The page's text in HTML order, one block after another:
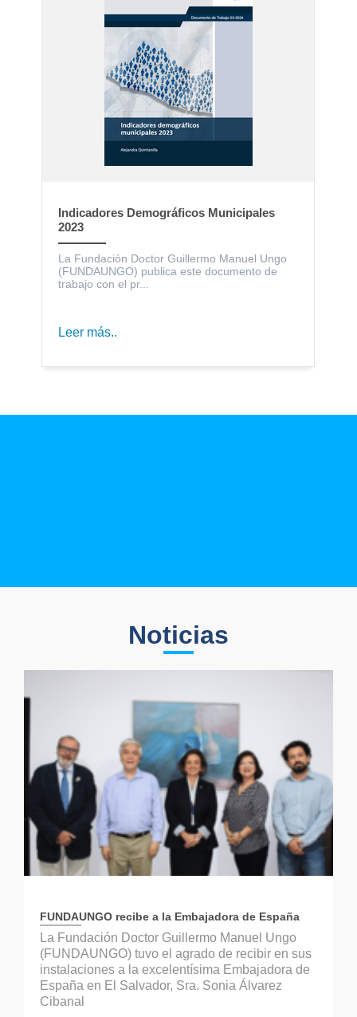
Indicadores Demográficos Municipales
2023
La Fundación Doctor Guillermo Manuel Ungo
(FUNDAUNGO) publica este documento de
trabajo con el pr...
Leer más..
Noticias
FUNDAUNGO recibe a la Embajadora de España
La Fundación Doctor Guillermo Manuel Ungo
(FUNDAUNGO) tuvo el agrado de recibir en sus
instalaciones a la excelentísima Embajadora de
España en El Salvador, Sra. Sonia Álvarez
Cibanal